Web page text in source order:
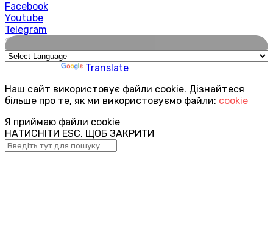
Facebook
Youtube
Telegram
🌍
Translate
Наш сайт використовує файли cookie. Дізнайтеся
більше про те, як ми використовуємо файли: cookie
Я приймаю файли cookie
НАТИСНІТИ ESC, ЩОБ ЗАКРИТИ